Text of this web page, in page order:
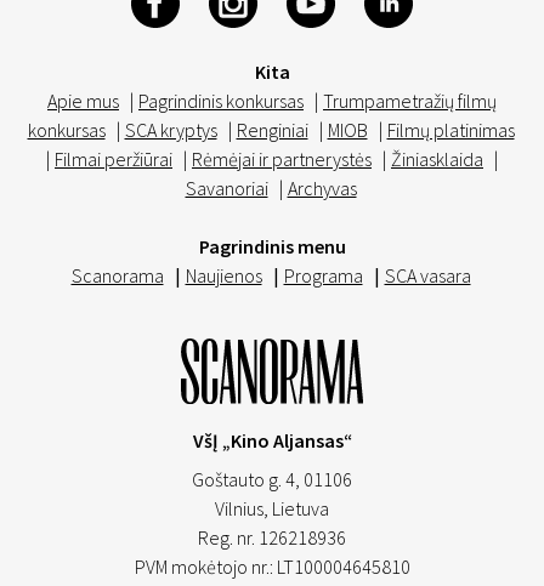
Kita
Apie mus | Pagrindinis konkursas | Trumpametražių filmų
konkursas | SCA kryptys | Renginiai | MIOB | Filmų platinimas
| Filmai peržiūrai | Rėmėjai ir partnerystės | Žiniasklaida |
Savanoriai | Archyvas
Pagrindinis menu
Scanorama | Naujienos | Programa | SCA vasara
VšĮ „Kino Aljansas“
Goštauto g. 4, 01106
Vilnius, Lietuva
Reg. nr. 126218936
PVM mokėtojo nr.: LT100004645810